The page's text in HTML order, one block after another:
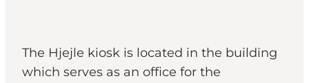
The Hjejle kiosk is located in the building
which serves as an office for the